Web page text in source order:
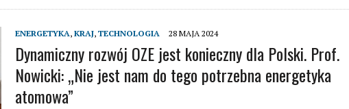
ENERGETYKA, KRAJ, TECHNOLOGIA 28 MAJA 2024
Dynamiczny rozwój OZE jest konieczny dla Polski. Prof.
Nowicki: „Nie jest nam do tego potrzebna energetyka
atomowa”